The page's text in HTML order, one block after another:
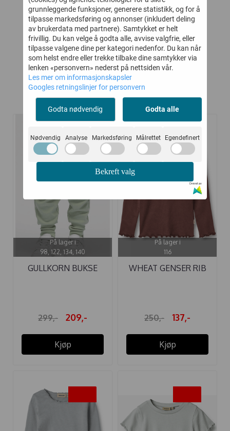
STRIPE
579,-
318,-
Kjøp
800,-
520,-
Kjøp
Kunder kjøpte også
-30%
På lager i
98, 122, 134, 140
GULLKORN BUKSE
299,- 209,-
Kjøp
-45%
På lager i
116
WHEAT GENSER RIB
250,- 137,-
Kjøp
grunnleggende funksjoner, generere statistikk, og for å
tilpasse markedsføring og annonser (inkludert deling
av brukerdata med partnere). Samtykket er helt
frivillig. Du kan velge å godta alle, avvise valgfrie, eller
tilpasse valgene dine per kategori nedenfor. Du kan når
som helst endre eller trekke tilbake dine samtykker via
lenken «personvern» nederst på nettsiden vår.
Les mer om informasjonskapsler
Googles retningslinjer for personvern
Godta nødvendig Godta alle
Nødvendig Analyse Markedsføring Målrettet Egendefinert
Bekreft valg
Drevet av